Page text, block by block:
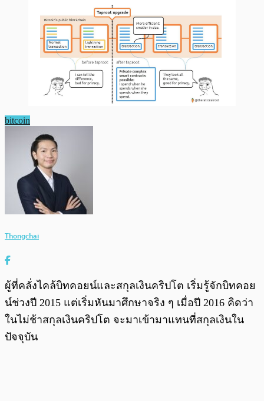
bitcoin
Thongchai
ผู้ที่คลั่งไคล้บิทคอยน์และสกุลเงินคริปโต เริ่มรู้จักบิทคอย
น์ช่วงปี 2015 แต่เริ่มหันมาศึกษาจริง ๆ เมื่อปี 2016 คิดว่า
ในไม่ช้าสกุลเงินคริปโต จะมาเข้ามาแทนที่สกุลเงินใน
ปัจจุบัน